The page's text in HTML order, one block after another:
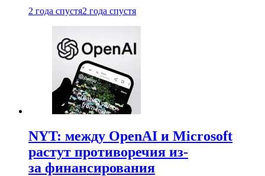
2 года спустя2 года спустя
NYT: между OpenAI и Microsoft
растут противоречия из-
за финансирования